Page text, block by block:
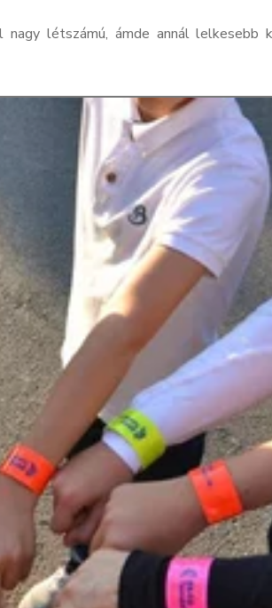
létszámú, ámde annál lelkesebb